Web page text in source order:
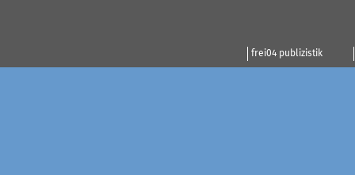
frei04 publizistik